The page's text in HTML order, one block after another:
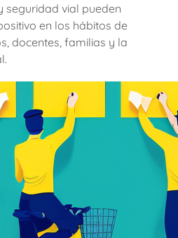
seguridad vial pueden
en los hábitos de
docentes, familias y la